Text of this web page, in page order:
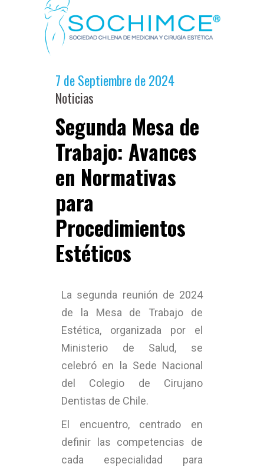
7 de Septiembre de 2024
Noticias
Segunda Mesa de
Trabajo: Avances
en Normativas
para
Procedimientos
Estéticos
La segunda reunión de 2024
de la Mesa de Trabajo de
Estética, organizada por el
Ministerio de Salud, se
celebró en la Sede Nacional
del Colegio de Cirujano
Dentistas de Chile.
El encuentro, centrado en
definir las competencias de
cada especialidad para